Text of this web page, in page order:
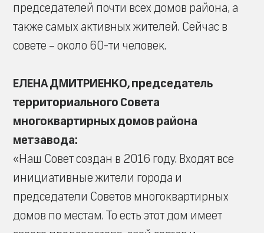
председателей почти всех домов района, а
также самых активных жителей. Сейчас в
совете – около 60-ти человек.
ЕЛЕНА ДМИТРИЕНКО, председатель
территориального Совета
многоквартирных домов района
метзавода:
«Наш Совет создан в 2016 году. Входят все
инициативные жители города и
председатели Советов многоквартирных
домов по местам. То есть этот дом имеет